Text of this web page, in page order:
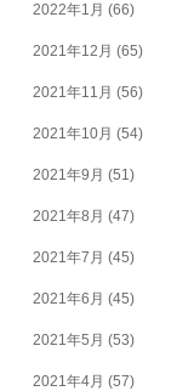
2022年1月 (66)
2021年12月 (65)
2021年11月 (56)
2021年10月 (54)
2021年9月 (51)
2021年8月 (47)
2021年7月 (45)
2021年6月 (45)
2021年5月 (53)
2021年4月 (57)